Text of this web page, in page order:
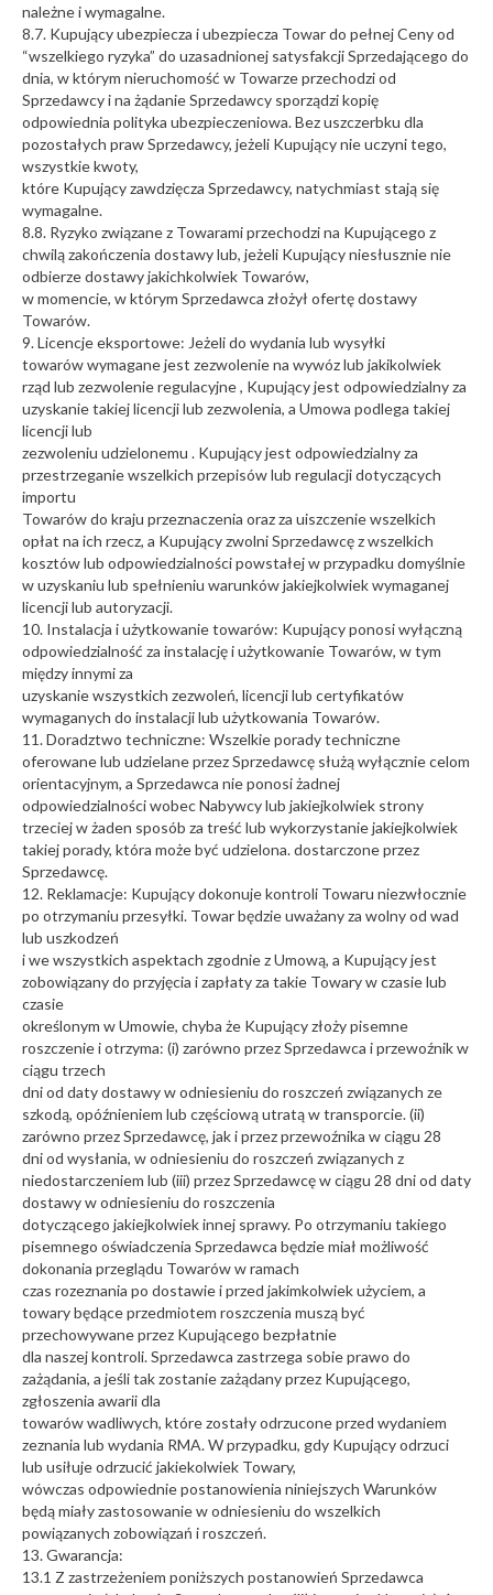
należne i wymagalne.
8.7. Kupujący ubezpiecza i ubezpiecza Towar do pełnej Ceny od
“wszelkiego ryzyka” do uzasadnionej satysfakcji Sprzedającego do
dnia, w którym nieruchomość w Towarze przechodzi od
Sprzedawcy i na żądanie Sprzedawcy sporządzi kopię
odpowiednia polityka ubezpieczeniowa. Bez uszczerbku dla
pozostałych praw Sprzedawcy, jeżeli Kupujący nie uczyni tego,
wszystkie kwoty,
które Kupujący zawdzięcza Sprzedawcy, natychmiast stają się
wymagalne.
8.8. Ryzyko związane z Towarami przechodzi na Kupującego z
chwilą zakończenia dostawy lub, jeżeli Kupujący niesłusznie nie
odbierze dostawy jakichkolwiek Towarów,
w momencie, w którym Sprzedawca złożył ofertę dostawy
Towarów.
9. Licencje eksportowe: Jeżeli do wydania lub wysyłki
towarów wymagane jest zezwolenie na wywóz lub jakikolwiek
rząd lub zezwolenie regulacyjne , Kupujący jest odpowiedzialny za
uzyskanie takiej licencji lub zezwolenia, a Umowa podlega takiej
licencji lub
zezwoleniu udzielonemu . Kupujący jest odpowiedzialny za
przestrzeganie wszelkich przepisów lub regulacji dotyczących
importu
Towarów do kraju przeznaczenia oraz za uiszczenie wszelkich
opłat na ich rzecz, a Kupujący zwolni Sprzedawcę z wszelkich
kosztów lub odpowiedzialności powstałej w przypadku domyślnie
w uzyskaniu lub spełnieniu warunków jakiejkolwiek wymaganej
licencji lub autoryzacji.
10. Instalacja i użytkowanie towarów: Kupujący ponosi wyłączną
odpowiedzialność za instalację i użytkowanie Towarów, w tym
między innymi za
uzyskanie wszystkich zezwoleń, licencji lub certyfikatów
wymaganych do instalacji lub użytkowania Towarów.
11. Doradztwo techniczne: Wszelkie porady techniczne
oferowane lub udzielane przez Sprzedawcę służą wyłącznie celom
orientacyjnym, a Sprzedawca nie ponosi żadnej
odpowiedzialności wobec Nabywcy lub jakiejkolwiek strony
trzeciej w żaden sposób za treść lub wykorzystanie jakiejkolwiek
takiej porady, która może być udzielona. dostarczone przez
Sprzedawcę.
12. Reklamacje: Kupujący dokonuje kontroli Towaru niezwłocznie
po otrzymaniu przesyłki. Towar będzie uważany za wolny od wad
lub uszkodzeń
i we wszystkich aspektach zgodnie z Umową, a Kupujący jest
zobowiązany do przyjęcia i zapłaty za takie Towary w czasie lub
czasie
określonym w Umowie, chyba że Kupujący złoży pisemne
roszczenie i otrzyma: (i) zarówno przez Sprzedawca i przewoźnik w
ciągu trzech
dni od daty dostawy w odniesieniu do roszczeń związanych ze
szkodą, opóźnieniem lub częściową utratą w transporcie. (ii)
zarówno przez Sprzedawcę, jak i przez przewoźnika w ciągu 28
dni od wysłania, w odniesieniu do roszczeń związanych z
niedostarczeniem lub (iii) przez Sprzedawcę w ciągu 28 dni od daty
dostawy w odniesieniu do roszczenia
dotyczącego jakiejkolwiek innej sprawy. Po otrzymaniu takiego
pisemnego oświadczenia Sprzedawca będzie miał możliwość
dokonania przeglądu Towarów w ramach
czas rozeznania po dostawie i przed jakimkolwiek użyciem, a
towary będące przedmiotem roszczenia muszą być
przechowywane przez Kupującego bezpłatnie
dla naszej kontroli. Sprzedawca zastrzega sobie prawo do
zażądania, a jeśli tak zostanie zażądany przez Kupującego,
zgłoszenia awarii dla
towarów wadliwych, które zostały odrzucone przed wydaniem
zeznania lub wydania RMA. W przypadku, gdy Kupujący odrzuci
lub usiłuje odrzucić jakiekolwiek Towary,
wówczas odpowiednie postanowienia niniejszych Warunków
będą miały zastosowanie w odniesieniu do wszelkich
powiązanych zobowiązań i roszczeń.
13. Gwarancja:
13.1 Z zastrzeżeniem poniższych postanowień Sprzedawca